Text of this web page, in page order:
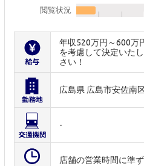
閲覧状況
年収520万円～600万
を考慮して決定いた
さい！
広島県 広島市安佐南
-
店舗の営業時間に準